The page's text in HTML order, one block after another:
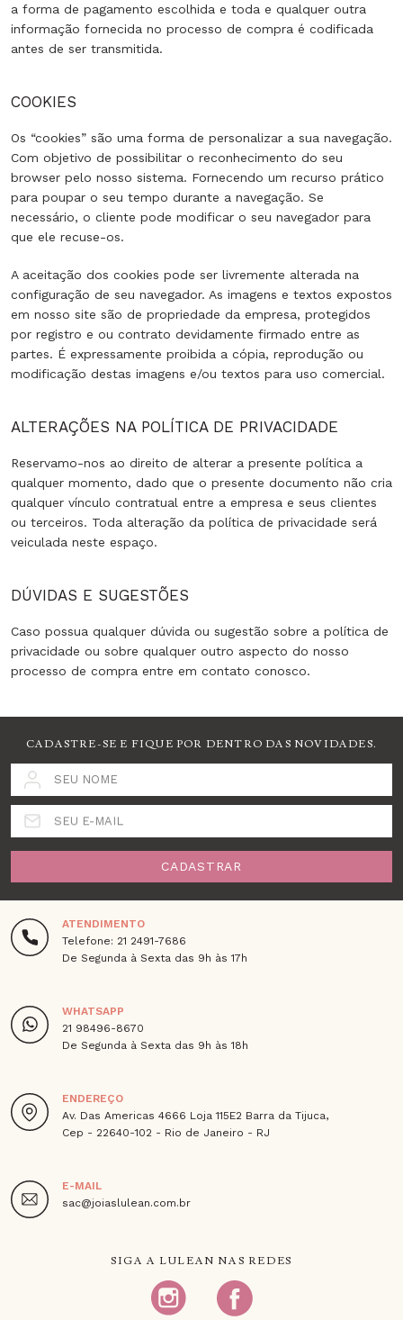
a forma de pagamento escolhida e toda e qualquer outra
informação fornecida no processo de compra é codificada
antes de ser transmitida.
COOKIES
Os “cookies” são uma forma de personalizar a sua navegação.
Com objetivo de possibilitar o reconhecimento do seu
browser pelo nosso sistema. Fornecendo um recurso prático
para poupar o seu tempo durante a navegação. Se
necessário, o cliente pode modificar o seu navegador para
que ele recuse-os.
A aceitação dos cookies pode ser livremente alterada na
configuração de seu navegador. As imagens e textos expostos
em nosso site são de propriedade da empresa, protegidos
por registro e ou contrato devidamente firmado entre as
partes. É expressamente proibida a cópia, reprodução ou
modificação destas imagens e/ou textos para uso comercial.
ALTERAÇÕES NA POLÍTICA DE PRIVACIDADE
Reservamo-nos ao direito de alterar a presente política a
qualquer momento, dado que o presente documento não cria
qualquer vínculo contratual entre a empresa e seus clientes
ou terceiros. Toda alteração da política de privacidade será
veiculada neste espaço.
DÚVIDAS E SUGESTÕES
Caso possua qualquer dúvida ou sugestão sobre a política de
privacidade ou sobre qualquer outro aspecto do nosso
processo de compra entre em contato conosco.
CADASTRE-SE E FIQUE POR DENTRO DAS NOVIDADES.
SEU NOME
SEU E-MAIL
CADASTRAR
ATENDIMENTO
Telefone: 21 2491-7686
De Segunda à Sexta das 9h às 17h
WHATSAPP
21 98496-8670
De Segunda à Sexta das 9h às 18h
ENDEREÇO
Av. Das Americas 4666 Loja 115E2 Barra da Tijuca,
Cep - 22640-102 - Rio de Janeiro - RJ
E-MAIL
sac@joiaslulean.com.br
SIGA A LULEAN NAS REDES